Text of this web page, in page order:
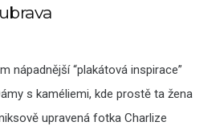
nápadnější “plakátová inspirace”
s kaméliemi, kde prostě ta žena
upravená fotka Charlize